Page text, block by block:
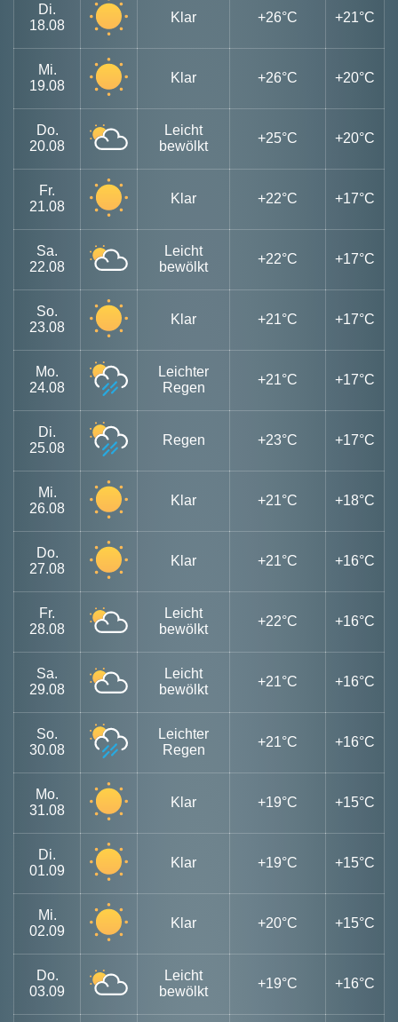
Di.
18.08
Klar +26°C +21°C
Mi.
19.08
Klar +26°C +20°C
Do.
20.08
Leicht
bewölkt
+25°C +20°C
Fr.
21.08
Klar +22°C +17°C
Sa.
22.08
Leicht
bewölkt
+22°C +17°C
So.
23.08
Klar +21°C +17°C
Mo.
24.08
Leichter
Regen
+21°C +17°C
Di.
25.08
Regen +23°C +17°C
Mi.
26.08
Klar +21°C +18°C
Do.
27.08
Klar +21°C +16°C
Fr.
28.08
Leicht
bewölkt
+22°C +16°C
Sa.
29.08
Leicht
bewölkt
+21°C +16°C
So.
30.08
Leichter
Regen
+21°C +16°C
Mo.
31.08
Klar +19°C +15°C
Di.
01.09
Klar +19°C +15°C
Mi.
02.09
Klar +20°C +15°C
Do.
03.09
Leicht
bewölkt
+19°C +16°C